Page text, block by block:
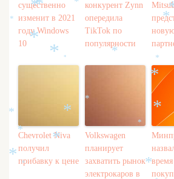
существенно
изменит в 2021
году Windows
10
конкурент Zynn
опередила
TikTok по
популярности
Chevrolet Niva
получил
прибавку к цене
Volkswagen
планирует
захватить рынок
электрокаров в
*
*
* *
*
*
*
*
*
*
*
*
*
*
*
*
*
*